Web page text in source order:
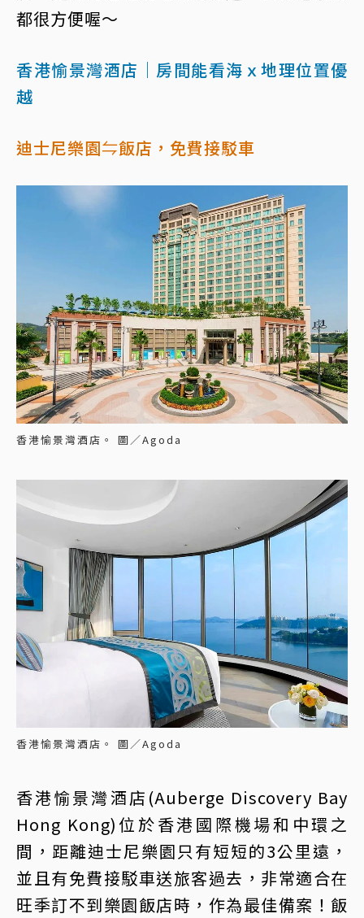
都很方便喔～
香港愉景灣酒店｜房間能看海ｘ地理位置優
越
迪士尼樂園⇋飯店，免費接駁車
香港愉景灣酒店。 圖／Agoda
香港愉景灣酒店。 圖／Agoda
香港愉景灣酒店(Auberge Discovery Bay
Hong Kong)位於香港國際機場和中環之
間，距離迪士尼樂園只有短短的3公里遠，
並且有免費接駁車送旅客過去，非常適合在
旺季訂不到樂園飯店時，作為最佳備案！飯